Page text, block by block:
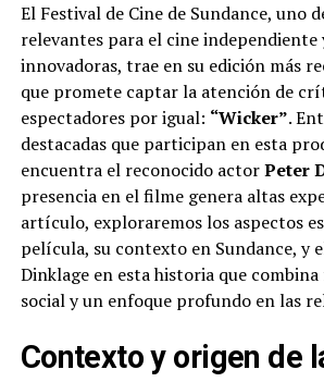
El Festival de Cine de Sundance, uno
relevantes para el cine independiente
innovadoras, trae en su edición más
que promete captar la atención de
espectadores por igual: “Wicker”.
destacadas que participan en esta
encuentra el reconocido actorPeter
presencia en el filme genera altas
artículo, exploraremos los aspectos
película, su contexto en Sundance, y
Dinklage en esta historia que
social y un enfoque profundo en las
Contexto y origen de